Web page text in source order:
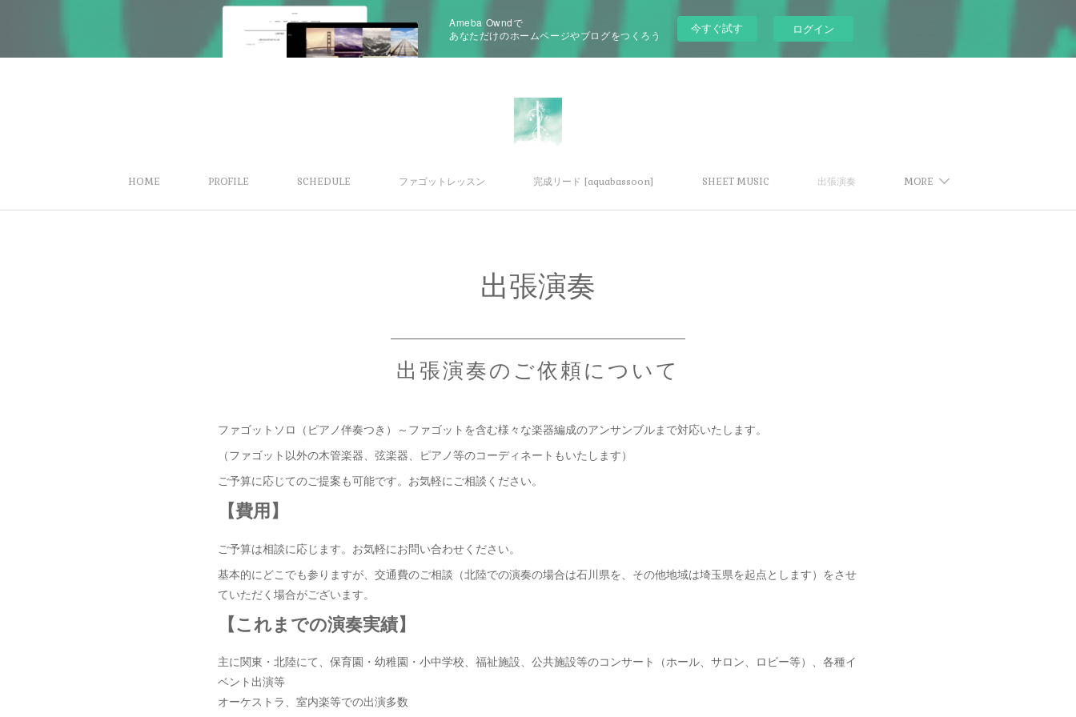
Ameba Owndで
あなただけのホームページやブログをつくろう
今すぐ試す ログイン
HOME PROFILE SCHEDULE ファゴットレッスン 完成リード [aquabassoon] SHEET MUSIC 出張演奏 MORE
出張演奏
出張演奏のご依頼について
ファゴットソロ（ピアノ伴奏つき）～ファゴットを含む様々な楽器編成のアンサンブルまで対応いたします。
（ファゴット以外の木管楽器、弦楽器、ピアノ等のコーディネートもいたします）
ご予算に応じてのご提案も可能です。お気軽にご相談ください。
【費用】
ご予算は相談に応じます。お気軽にお問い合わせください。
基本的にどこでも参りますが、交通費のご相談（北陸での演奏の場合は石川県を、その他地域は埼玉県を起点とします）をさせ
ていただく場合がございます。
【これまでの演奏実績】
主に関東・北陸にて、保育園・幼稚園・小中学校、福祉施設、公共施設等のコンサート（ホール、サロン、ロビー等）、各種イ
ベント出演等
オーケストラ、室内楽等での出演多数